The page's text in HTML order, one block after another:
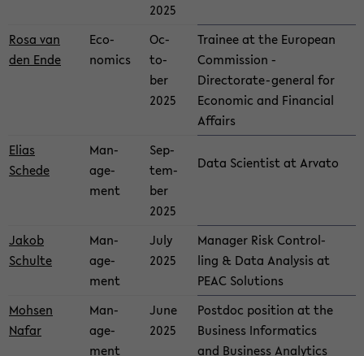
2025
Rosa van
den Ende
Eco­
nom­ics
Oc­
to­
ber
2025
Trainee at the Eu­ro­pean
Com­mis­sion -
Directorate-​general for
Eco­nomic and Fi­nan­cial
Af­fairs
Elias
Schede
Man­
age­
ment
Sep­
tem­
ber
2025
Data Sci­en­tist at Ar­vato
Jakob
Schulte
Man­
age­
ment
July
2025
Man­ager Risk Con­trol­
ling & Data Analy­sis at
PEAC So­lu­tions
Mohsen
Nafar
Man­
age­
ment
June
2025
Post­doc po­si­tion at the
Busi­ness In­for­mat­ics
and Busi­ness An­a­lyt­ics